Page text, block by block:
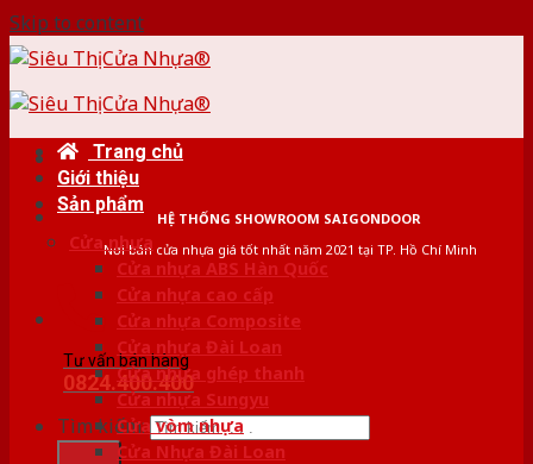
Skip to content
HỆ THỐNG SHOWROOM SAIGONDOOR
Nơi bán cửa nhựa giá tốt nhất năm 2021 tại TP. Hồ Chí Minh
Tư vấn bán hàng
0824.400.400
Tìm kiếm:
Trang chủ
Giới thiệu
Sản phẩm
Cửa nhựa
Cửa nhựa ABS Hàn Quốc
Cửa nhựa cao cấp
Cửa nhựa Composite
Cửa nhựa Đài Loan
Cửa nhựa ghép thanh
Cửa nhựa Sungyu
Cửa vòm nhựa
Cửa Nhựa Đài Loan